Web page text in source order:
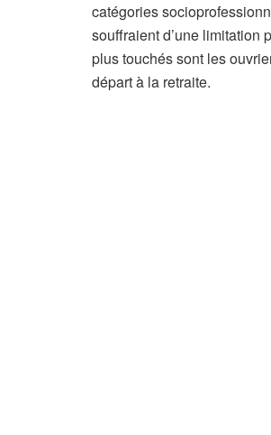
catégories
souffraient d’une limitation
plus touchés sont les
départ à la retraite.